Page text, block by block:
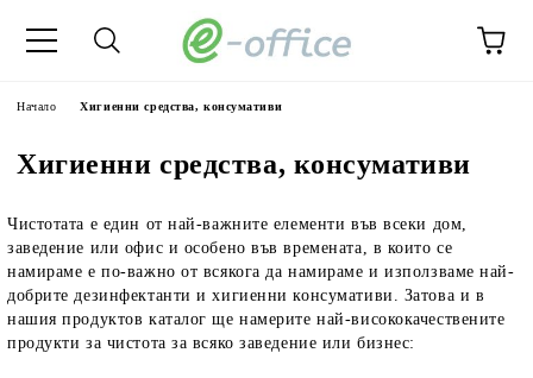
Начало Хигиенни средства, консумативи
Хигиенни средства, консумативи
Чистотата е един от най-важните елементи във всеки дом,
заведение или офис и особено във времената, в които се
намираме е по-важно от всякога да намираме и използваменай-
добрите дезинфектанти и хигиенни консумативи . Затова и в
нашия продуктов каталог ще намерите най-висококачествените
продукти за чистота за всяко заведение или бизнес: